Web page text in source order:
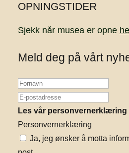
OPNINGSTIDER
Sjekk når musea er opne
Meld deg på vårt
Les vår personvernerklæring
Personvernerklæring
Ja, jeg ønsker å motta